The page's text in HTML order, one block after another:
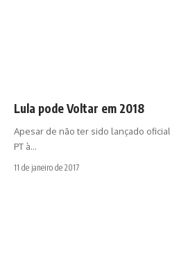
Lula pode Voltar em 2018
Apesar de não ter sido lançado
PT à…
11 de janeiro de 2017